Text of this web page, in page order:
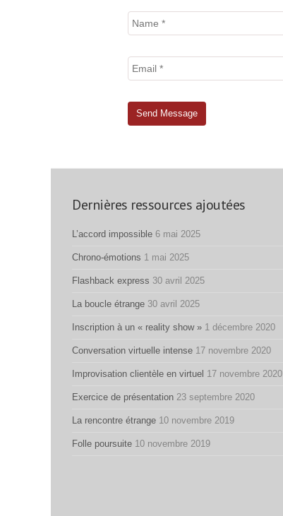
Dernières ressources ajoutées
L’accord impossible 6 mai 2025
Chrono-émotions 1 mai 2025
Flashback express 30 avril 2025
La boucle étrange 30 avril 2025
Inscription à un « reality show » 1 décembre 2020
Conversation virtuelle intense 17 novembre 2020
Improvisation clientèle en virtuel 17 novembre 2020
Exercice de présentation 23 septembre 2020
La rencontre étrange 10 novembre 2019
Folle poursuite 10 novembre 2019